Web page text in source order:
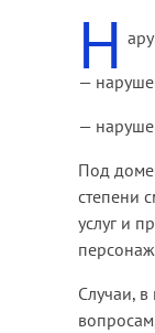
Н
—
—
Под
степени
услуг и
Случаи,